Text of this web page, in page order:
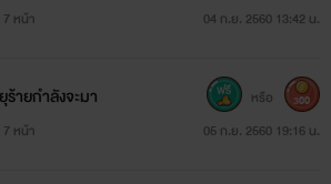
7 หน้า 04 ก.ย. 2560 13:42 น.
ายกำลังจะมา
7 หน้า 05 ก.ย. 2560 19:16 น.
หรือ 300